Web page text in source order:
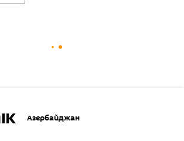
Азербайджан